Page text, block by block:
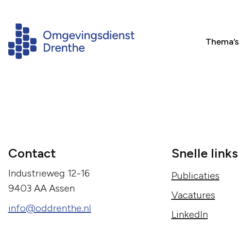
Thema’s
Contact
Industrieweg 12-16
9403 AA Assen
info@oddrenthe.nl
Snelle links
Publicaties
Vacatures
LinkedIn